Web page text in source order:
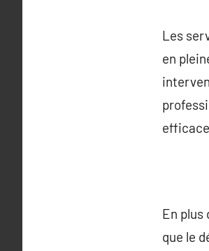
Les
en
En plus
que le